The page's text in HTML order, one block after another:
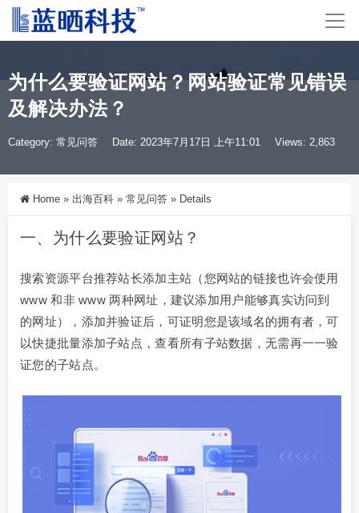
为什么要验证网站？网站验证常见错误
及解决办法？
Category: 常见问答 Date: 2023年7月17日 上午11:01 Views: 2,863
Home » 出海百科 » 常见问答 » Details
一、为什么要验证网站？
搜索资源平台推荐站长添加主站（您网站的链接也许会使用
www 和非 www 两种网址，建议添加用户能够真实访问到
的网址），添加并验证后，可证明您是该域名的拥有者，可
以快捷批量添加子站点，查看所有子站数据，无需再一一验
证您的子站点。